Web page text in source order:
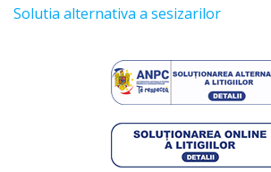
Solutia alternativa a sesizarilor